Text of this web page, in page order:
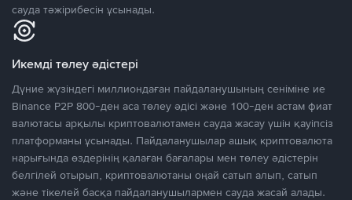
сауда тәжірибесін ұсынады.
Икемді төлеу әдістері
Дүние жүзіндегі миллиондаған пайдаланушының сеніміне ие
Binance P2P 800-ден аса төлеу әдісі және 100-ден астам фиат
валютасы арқылы криптовалютамен сауда жасау үшін қауіпсіз
платформаны ұсынады. Пайдаланушылар ашық криптовалюта
нарығында өздерінің қалаған бағалары мен төлеу әдістерін
белгілей отырып, криптовалютаны оңай сатып алып, сатып
және тікелей басқа пайдаланушылармен сауда жасай алады.